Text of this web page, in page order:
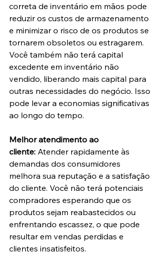
correta de inventário em mãos pode
reduzir os custos de armazenamento
e minimizar o risco de os produtos se
tornarem obsoletos ou estragarem.
Você também não terá capital
excedente em inventário não
vendido, liberando mais capital para
outras necessidades do negócio. Isso
pode levar a economias significativas
ao longo do tempo.
Melhor atendimento ao
cliente: Atender rapidamente às
demandas dos consumidores
melhora sua reputação e a satisfação
do cliente. Você não terá potenciais
compradores esperando que os
produtos sejam reabastecidos ou
enfrentando escassez, o que pode
resultar em vendas perdidas e
clientes insatisfeitos.